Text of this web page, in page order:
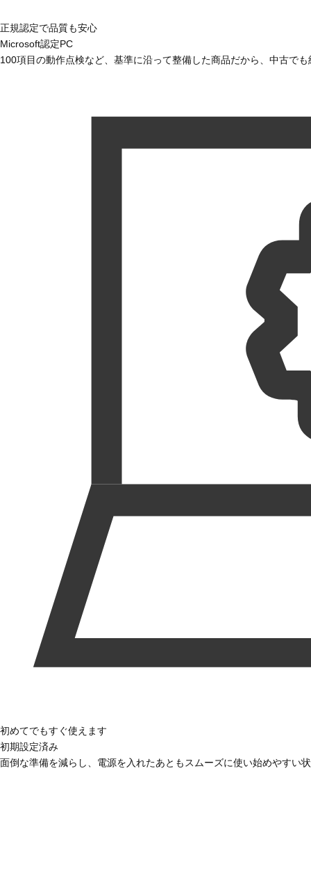
正規認定で品質も安心
Microsoft認定PC
100項目の動作点検など、基準に沿って整備した商品だから、中古で
初めてでもすぐ使えます
初期設定済み
面倒な準備を減らし、電源を入れたあともスムーズに使い始めやすい